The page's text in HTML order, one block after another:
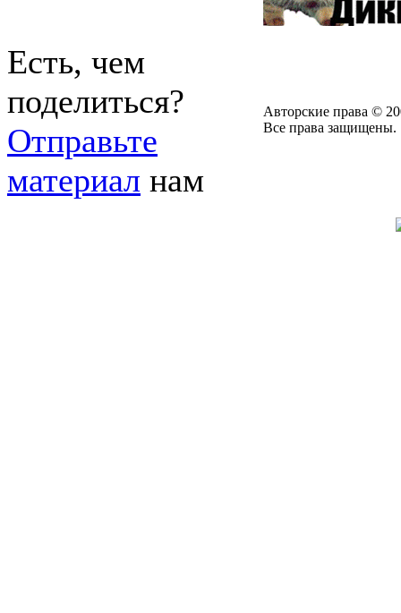
Есть, чем
поделиться?
Отправьте
материал нам
Авторские права ©
Все права защищены.